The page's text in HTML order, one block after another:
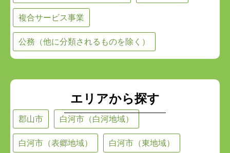
複合サービス事業
公務（他に分類されるものを除く）
エリアから探す
郡山市 白河市（白河地域）
白河市（表郷地域） 白河市（東地域）